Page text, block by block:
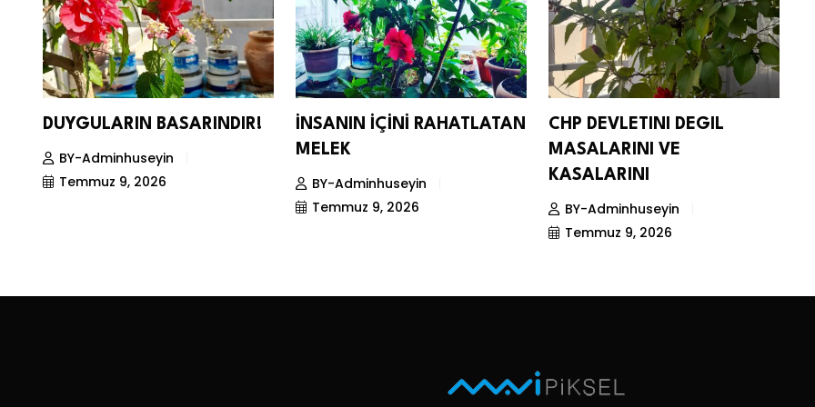
DUYGULARIN BASARINDIR!
BY-Adminhuseyin
Temmuz 9, 2026
İNSANIN İÇİNİ RAHATLATAN
MELEK
BY-Adminhuseyin
Temmuz 9, 2026
CHP DEVLETINI DEGIL
MASALARINI VE
KASALARINI
BY-Adminhuseyin
Temmuz 9, 2026